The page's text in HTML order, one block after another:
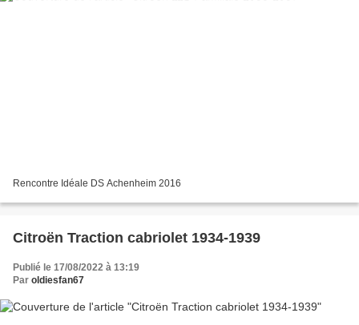
Rencontre Idéale DS Achenheim 2016
Citroën Traction cabriolet 1934-1939
Publié le 17/08/2022 à 13:19
Par oldiesfan67